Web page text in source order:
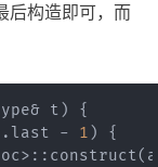
后构造即可，而
& t )
{
. last - 1 )
{
>:: construct(